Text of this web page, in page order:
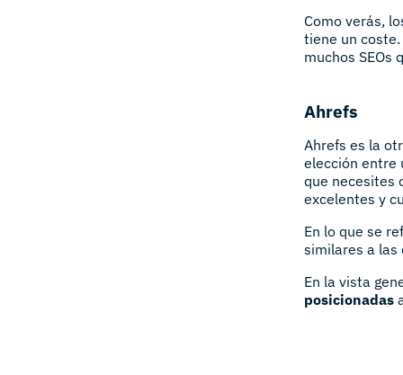
Como verás,
tiene un
muchos SEOs
Ahrefs
Ahrefs es la
elección entre
que necesites
excelentes y
En lo que se
similares a las
En la vista
posicionadas